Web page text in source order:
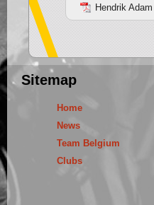
Hendrik
Sitemap
Home
News
Team Belgium
Clubs